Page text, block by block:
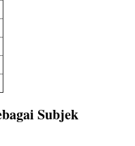
Subjek